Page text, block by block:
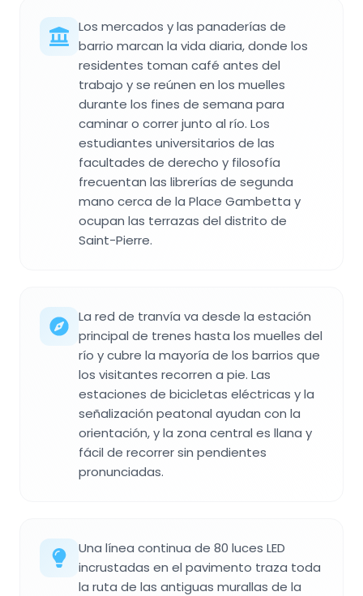
Los mercados y las panaderías de
barrio marcan la vida diaria, donde los
residentes toman café antes del
trabajo y se reúnen en los muelles
durante los fines de semana para
caminar o correr junto al río. Los
estudiantes universitarios de las
facultades de derecho y filosofía
frecuentan las librerías de segunda
mano cerca de la Place Gambetta y
ocupan las terrazas del distrito de
Saint-Pierre.
La red de tranvía va desde la estación
principal de trenes hasta los muelles del
río y cubre la mayoría de los barrios que
los visitantes recorren a pie. Las
estaciones de bicicletas eléctricas y la
señalización peatonal ayudan con la
orientación, y la zona central es llana y
fácil de recorrer sin pendientes
pronunciadas.
Una línea continua de 80 luces LED
incrustadas en el pavimento traza toda
la ruta de las antiguas murallas de la